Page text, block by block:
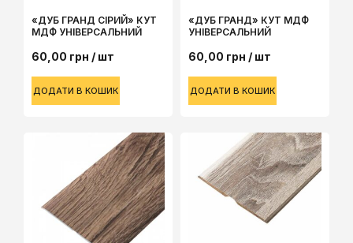
«ДУБ ГРАНД СІРИЙ» КУТ
МДФ УНІВЕРСАЛЬНИЙ
60,00 грн / шт
ДОДАТИ В КОШИК
«ДУБ ГРАНД» КУТ МДФ
УНІВЕРСАЛЬНИЙ
60,00 грн / шт
ДОДАТИ В КОШИК